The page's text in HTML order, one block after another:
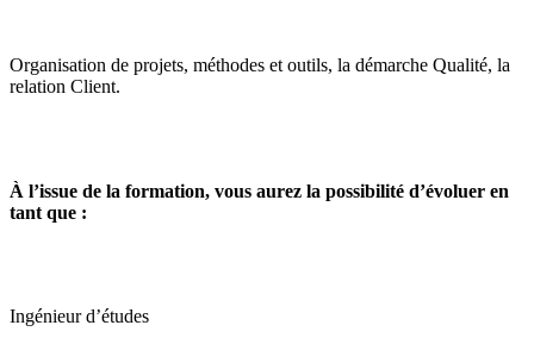
Organisation de projets, méthodes et outils, la démarche Qualité, la
relation Client.
À l’issue de la formation, vous aurez la possibilité d’évoluer en
tant que :
Ingénieur d’études